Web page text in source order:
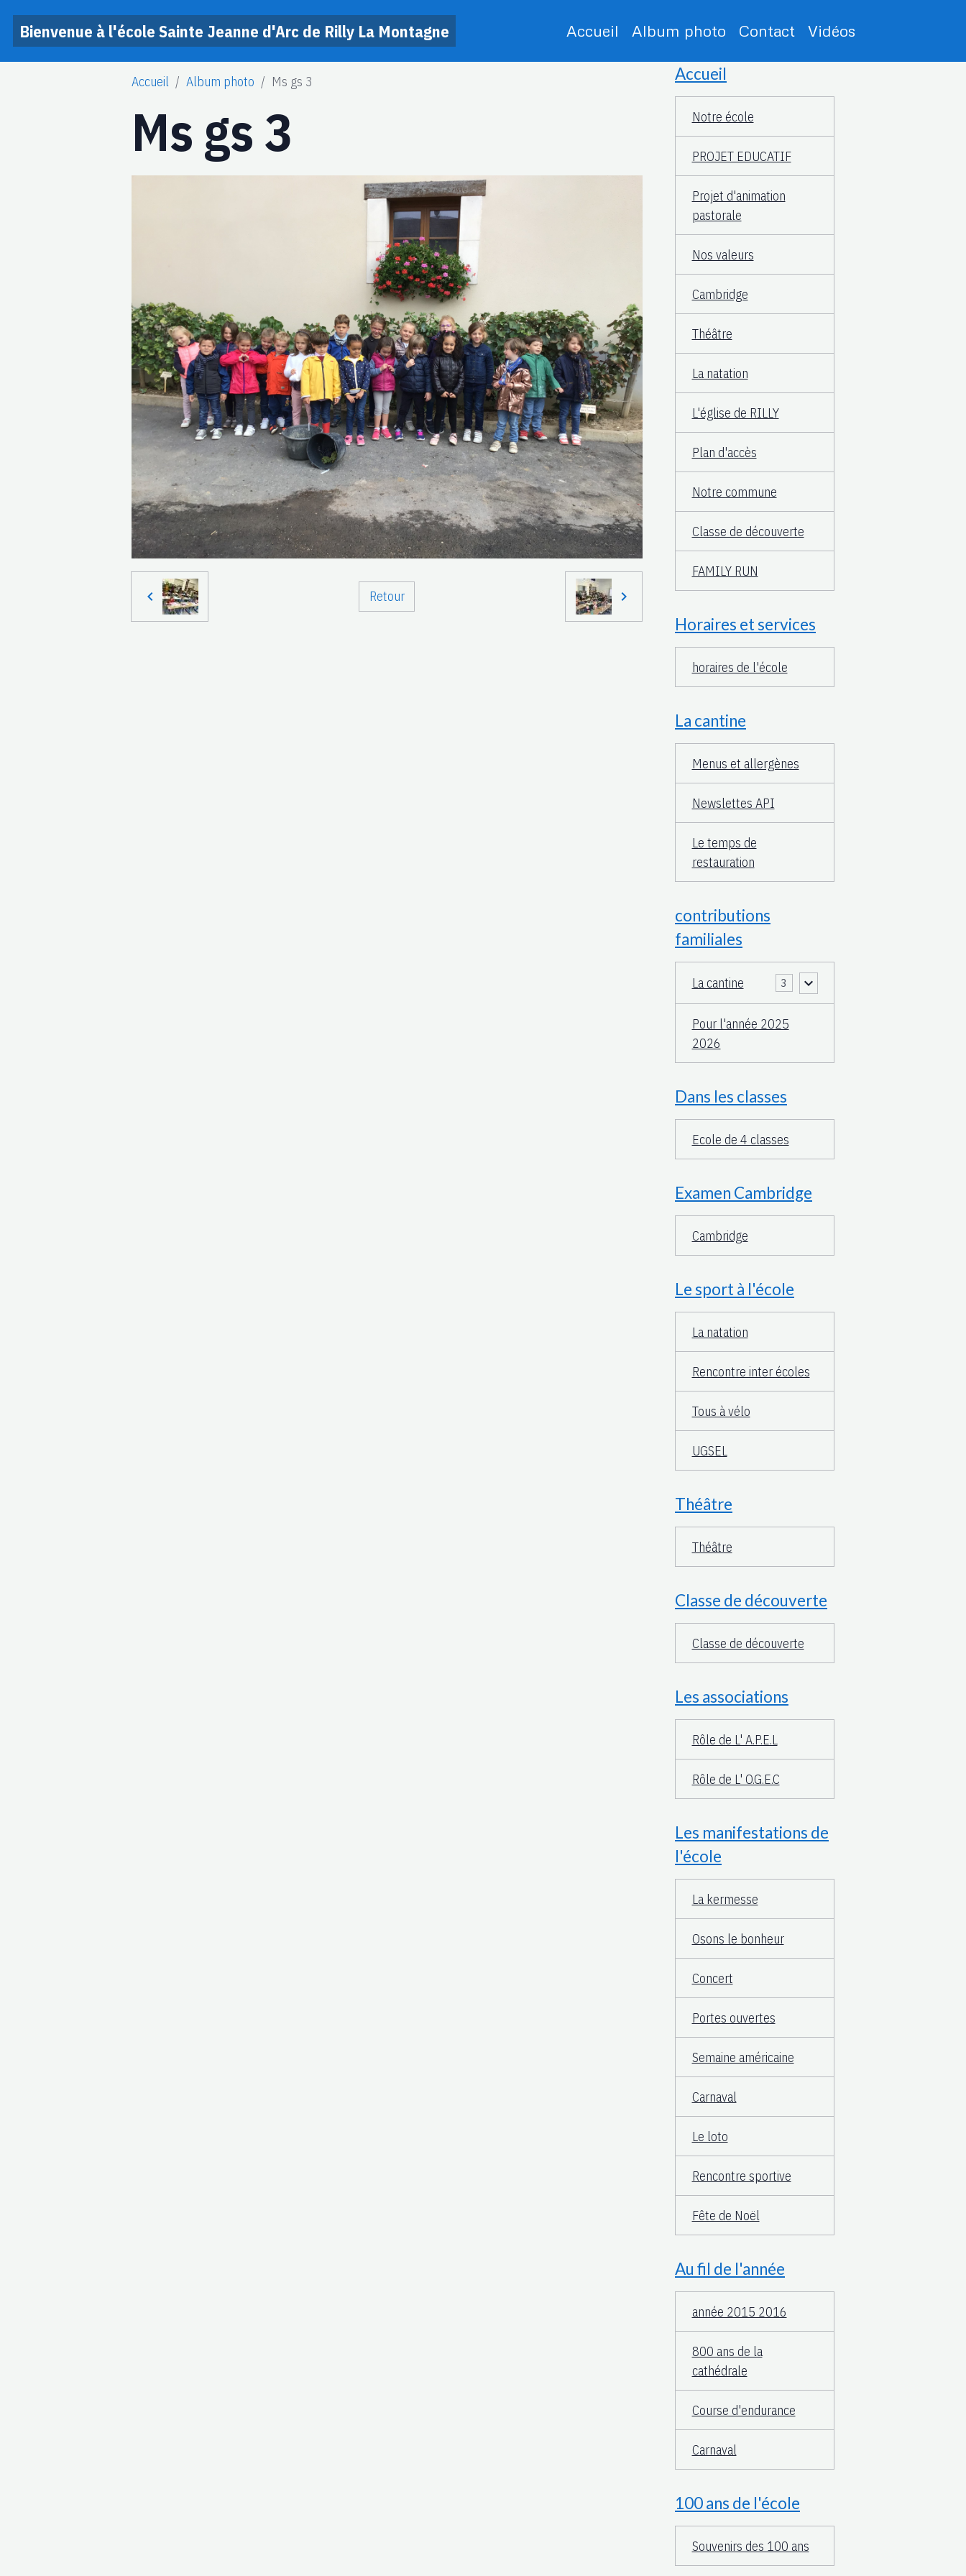
Bienvenue à l'école Sainte Jeanne d'Arc de Rilly La Montagne Accueil Album photo Contact Vidéos
Accueil Album photo Ms gs 3
Ms gs 3
Retour
Accueil
Notre école
PROJET EDUCATIF
Projet d'animation
pastorale
Nos valeurs
Cambridge
Théâtre
La natation
L'église de RILLY
Plan d'accès
Notre commune
Classe de découverte
FAMILY RUN
Horaires et services
horaires de l'école
La cantine
Menus et allergènes
Newslettes API
Le temps de
restauration
contributions
familiales
La cantine 3
Pour l'année 2025
2026
Dans les classes
Ecole de 4 classes
Examen Cambridge
Cambridge
Le sport à l'école
La natation
Rencontre inter écoles
Tous à vélo
UGSEL
Théâtre
Théâtre
Classe de découverte
Classe de découverte
Les associations
Rôle de L' A.P.E.L
Rôle de L' O.G.E.C
Les manifestations de
l'école
La kermesse
Osons le bonheur
Concert
Portes ouvertes
Semaine américaine
Carnaval
Le loto
Rencontre sportive
Fête de Noël
Au fil de l'année
année 2015 2016
800 ans de la
cathédrale
Course d'endurance
Carnaval
100 ans de l'école
Souvenirs des 100 ans